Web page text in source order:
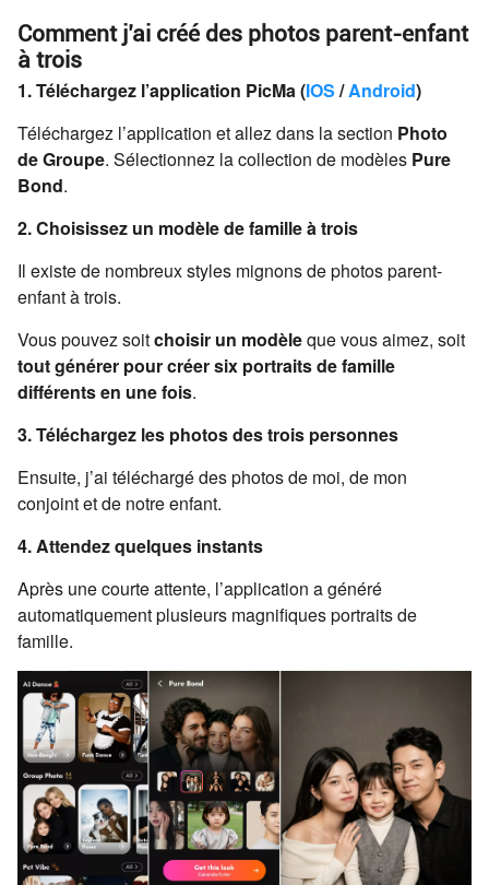
Comment j’ai créé des photos parent-enfant
à trois
1. Téléchargez l’application PicMa (IOS /Android)
Téléchargez l’application et allez dans la section Photo
de Groupe. Sélectionnez la collection de modèles Pure
Bond.
2. Choisissez un modèle de famille à trois
Il existe de nombreux styles mignons de photos parent-
enfant à trois.
Vous pouvez soitchoisir un modèleque vous aimez, soit
tout générer pour créer six portraits de famille
différents en une fois.
3. Téléchargez les photos des trois personnes
Ensuite, j’ai téléchargé des photos de moi, de mon
conjoint et de notre enfant.
4. Attendez quelques instants
Après une courte attente, l’application a généré
automatiquement plusieurs magnifiques portraits de
famille.